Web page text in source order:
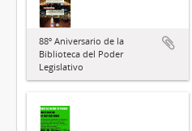
88º Aniversario de la
Biblioteca del Poder
Legislativo